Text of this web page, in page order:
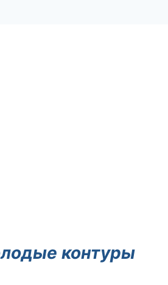
контуры